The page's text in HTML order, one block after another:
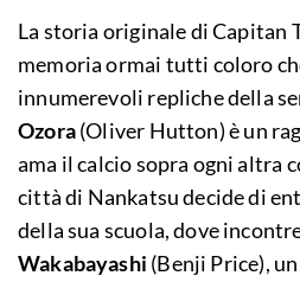
La storia originale di Capitan
memoria ormai tutti coloro
innumerevoli repliche della
Ozora(Oliver Hutton) è un
ama il calcio sopra ogni altra
città di Nankatsu decide di
della sua scuola, dove
Wakabayashi (Benji Price),